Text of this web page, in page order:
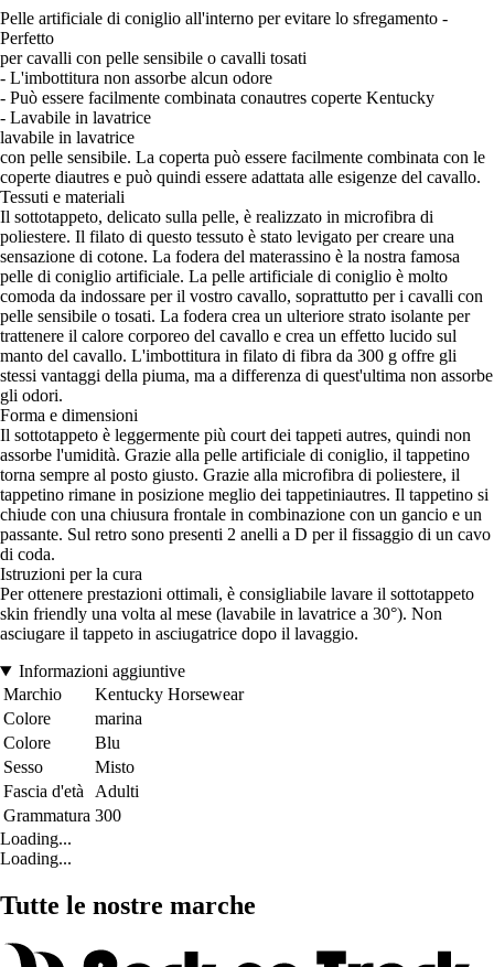
Pelle artificiale di coniglio all'interno per evitare lo sfregamento -
Perfetto
per cavalli con pelle sensibile o cavalli tosati
- L'imbottitura non assorbe alcun odore
- Può essere facilmente combinata conautres coperte Kentucky
- Lavabile in lavatrice
lavabile in lavatrice
con pelle sensibile. La coperta può essere facilmente combinata con le
coperte diautres e può quindi essere adattata alle esigenze del cavallo.
Tessuti e materiali
Il sottotappeto, delicato sulla pelle, è realizzato in microfibra di
poliestere. Il filato di questo tessuto è stato levigato per creare una
sensazione di cotone. La fodera del materassino è la nostra famosa
pelle di coniglio artificiale. La pelle artificiale di coniglio è molto
comoda da indossare per il vostro cavallo, soprattutto per i cavalli con
pelle sensibile o tosati. La fodera crea un ulteriore strato isolante per
trattenere il calore corporeo del cavallo e crea un effetto lucido sul
manto del cavallo. L'imbottitura in filato di fibra da 300 g offre gli
stessi vantaggi della piuma, ma a differenza di quest'ultima non assorbe
gli odori.
Forma e dimensioni
Il sottotappeto è leggermente più court dei tappeti autres, quindi non
assorbe l'umidità. Grazie alla pelle artificiale di coniglio, il tappetino
torna sempre al posto giusto. Grazie alla microfibra di poliestere, il
tappetino rimane in posizione meglio dei tappetiniautres. Il tappetino si
chiude con una chiusura frontale in combinazione con un gancio e un
passante. Sul retro sono presenti 2 anelli a D per il fissaggio di un cavo
di coda.
Istruzioni per la cura
Per ottenere prestazioni ottimali, è consigliabile lavare il sottotappeto
skin friendly una volta al mese (lavabile in lavatrice a 30°). Non
asciugare il tappeto in asciugatrice dopo il lavaggio.
Informazioni aggiuntive
Marchio
Kentucky Horsewear
Colore
marina
Colore
Blu
Sesso
Misto
Fascia d'età
Adulti
Grammatura 300
Loading...
Loading...
Tutte le nostre marche